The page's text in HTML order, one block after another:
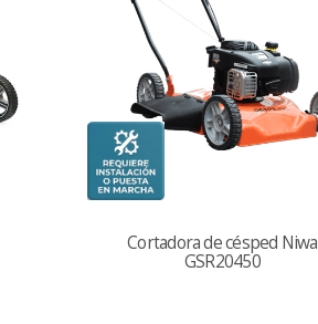
Cortadora de césped Niwa
GSR20450